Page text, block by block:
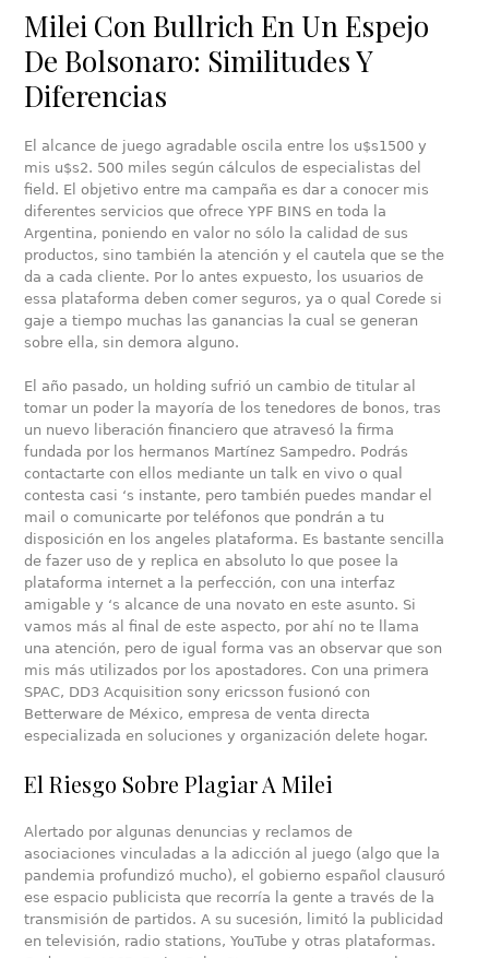
Milei Con Bullrich En Un Espejo
De Bolsonaro: Similitudes Y
Diferencias
El alcance de juego agradable oscila entre los u$s1500 y
mis u$s2. 500 miles según cálculos de especialistas del
field. El objetivo entre ma campaña es dar a conocer mis
diferentes servicios que ofrece YPF BINS en toda la
Argentina, poniendo en valor no sólo la calidad de sus
productos, sino también la atención y el cautela que se the
da a cada cliente. Por lo antes expuesto, los usuarios de
essa plataforma deben comer seguros, ya o qual Corede si
gaje a tiempo muchas las ganancias la cual se generan
sobre ella, sin demora alguno.
El año pasado, un holding sufrió un cambio de titular al
tomar un poder la mayoría de los tenedores de bonos, tras
un nuevo liberación financiero que atravesó la firma
fundada por los hermanos Martínez Sampedro. Podrás
contactarte con ellos mediante un talk en vivo o qual
contesta casi ‘s instante, pero también puedes mandar el
mail o comunicarte por teléfonos que pondrán a tu
disposición en los angeles plataforma. Es bastante sencilla
de fazer uso de y replica en absoluto lo que posee la
plataforma internet a la perfección, con una interfaz
amigable y ‘s alcance de una novato en este asunto. Si
vamos más al final de este aspecto, por ahí no te llama
una atención, pero de igual forma vas an observar que son
mis más utilizados por los apostadores. Con una primera
SPAC, DD3 Acquisition sony ericsson fusionó con
Betterware de México, empresa de venta directa
especializada en soluciones y organización delete hogar.
El Riesgo Sobre Plagiar A Milei
Alertado por algunas denuncias y reclamos de
asociaciones vinculadas a la adicción al juego (algo que la
pandemia profundizó mucho), el gobierno español clausuró
ese espacio publicista que recorría la gente a través de la
transmisión de partidos. A su sucesión, limitó la publicidad
en televisión, radio stations, YouTube y otras plataformas.